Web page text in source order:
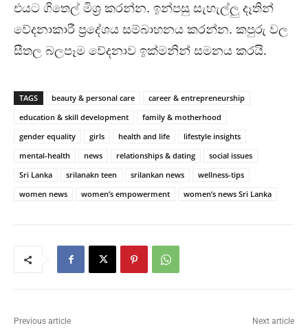
එයට ගිතෙල් මිශ්‍ර කරන්න. ඉන්පසු සැහැල්ලු දෑතින්
වේදනාකාරී ප්‍රදේශය සම්බාහනය කරන්න. කපුරු වල
සීතල බලපෑම වේදනාව ඉක්මනින් සමනය කරයි.
TAGS beauty & personal care
career & entrepreneurship
education & skill development
family & motherhood
gender equality
girls health and life
lifestyle insights
mental-health
news relationships & dating
social issues
Sri Lanka
srilanakn teen srilankan news
wellness-tips
women news
women’s empowerment women’s news Sri Lanka
Previous article Next article